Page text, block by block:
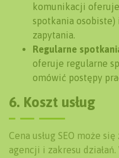
komunikacji
spotkania osobiste)
zapytania.
Regularne
oferuje regularne
omówić postępy
6. Koszt usług
Cena usług SEO może
agencji i zakresu